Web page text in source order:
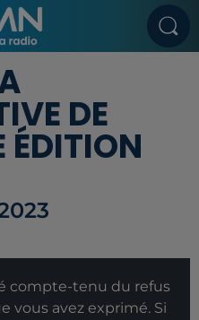
DE
ÉDITION
compte-tenu du refus
vous avez exprimé. Si